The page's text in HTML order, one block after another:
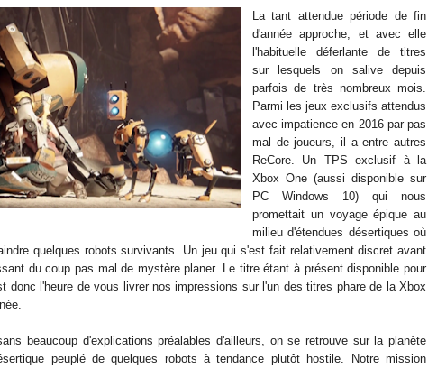
La tant attendue période de fin
d'année approche, et avec elle
l'habituelle déferlante de titres
sur lesquels on salive depuis
parfois de très nombreux mois.
Parmi les jeux exclusifs attendus
avec impatienceen 2016par pas
mal de joueurs, il aentre autres
ReCore. Un TPS
exclusif à la
Xbox One (aussi disponible sur
PC Windows 10) qui nous
promettait un voyage épique au
milieu d'étendues désertiques où
quelques robots survivants. Un jeu qui s'est fait relativement discret avant
du coup pas mal de mystère planer. Le titre étant à présent disponible pour
donc l'heure devous livrer nos impressions sur l'un des titres phare de laXbox
beaucoup d'explications préalables d'ailleurs, on se retrouve sur la planète
peuplé de quelques robots à tendance plutôthostile. Notre mission